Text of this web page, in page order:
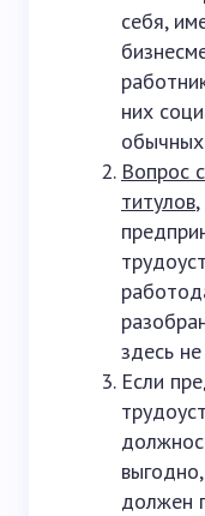
себя,
них
Вопрос
титулов
здесь
Если
должен